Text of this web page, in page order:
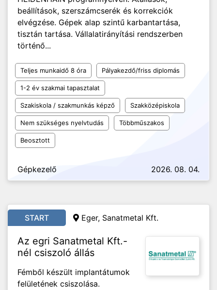
beállítások, szerszámcserék és korrekciók
elvégzése. Gépek alap szintű karbantartása,
tisztán tartása. Vállalatirányítási rendszerben
történő...
Teljes munkaidő 8 óra Pályakezdő/friss diplomás
1-2 év szakmai tapasztalat
Szakiskola / szakmunkás képző Szakközépiskola
Nem szükséges nyelvtudás Többműszakos
Beosztott
Gépkezelő 2026. 08. 04.
START Eger, Sanatmetal Kft.
Az egri Sanatmetal Kft.-
nél csiszoló állás
Fémből készült implantátumok
felületének csiszolása.